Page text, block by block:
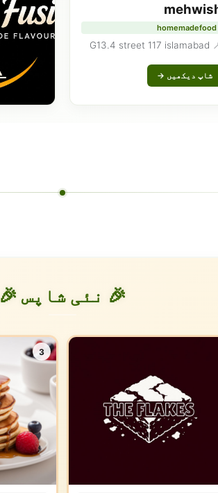
homemadefood
📍 G13.4
شاپ دیکھیں →
🎉 نئی شاپس 🎉
3